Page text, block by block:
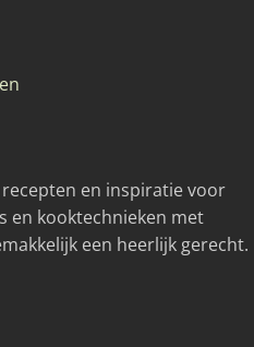
recepten en inspiratie voor
en kooktechnieken met
een heerlijk gerecht.